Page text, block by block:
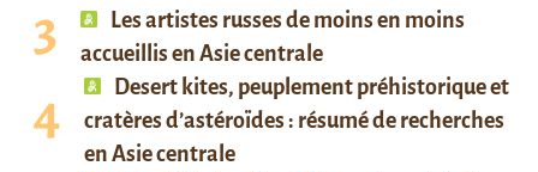
Les artistes russes de moins en moins
accueillis en Asie centrale
Desert kites, peuplement préhistorique et
cratères d’astéroïdes : résumé de recherches
en Asie centrale